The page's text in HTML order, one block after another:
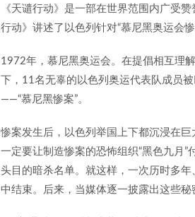
《天谴行动》是一部在世界范围内广受
行动》讲述了以色列针对“慕尼黑奥运会
1972年，慕尼黑奥运会。在提倡相互理
下，11名无辜的以色列奥运代表队成员
——“慕尼黑惨案”。
惨案发生后，以色列举国上下都沉浸在巨
一定要让制造惨案的恐怖组织“黑色九月
头目的暗杀名单。就这样，一次历时多
中结束。后来，当媒体逐一披露出这些